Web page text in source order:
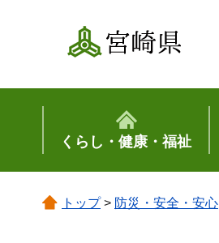
宮崎県
くらし・健康・福祉
トップ> 防災・安全・安心